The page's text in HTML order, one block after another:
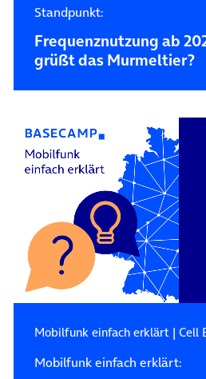
Standpunkt:
Frequenznutzung ab
grüßt das Murmeltier?
Mobilfunk einfach erklärt| Cell
Mobilfunk einfach erklärt: